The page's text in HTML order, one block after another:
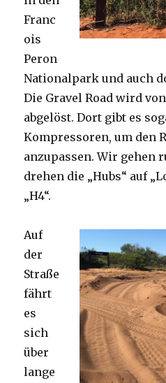
Franc
ois
Peron
Nationalpark und auch
Die Gravel Road wird
abgelöst. Dort gibt es
Kompressoren, um den
anzupassen. Wir gehen
drehen die „Hubs“ auf
„H4“.
Auf
der
Straße
fährt
es
sich
über
lange